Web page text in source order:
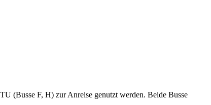
(Busse F, H) zur Anreise genutzt werden. Beide Busse